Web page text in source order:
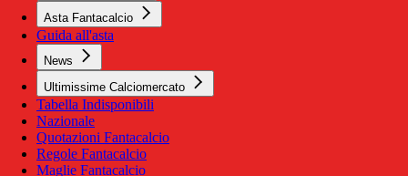
Asta Fantacalcio
Guida all'asta
News
Ultimissime Calciomercato
Tabella Indisponibili
Nazionale
Quotazioni Fantacalcio
Regole Fantacalcio
Maglie Fantacalcio